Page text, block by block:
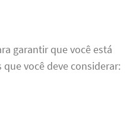
garantir que você está
você deve considerar: